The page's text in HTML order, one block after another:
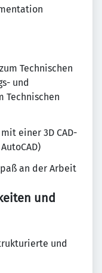
Technischen
und
Technischen
einer 3D CAD-
an der Arbeit
und
und